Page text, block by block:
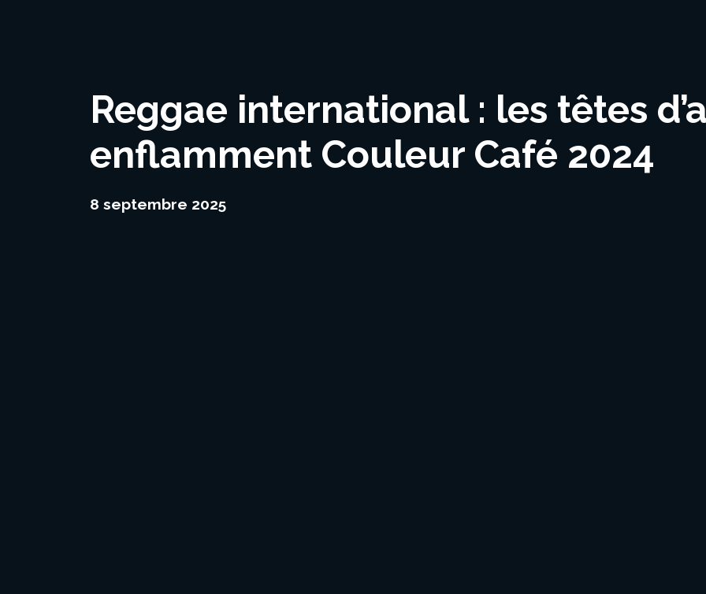
Reggae international : les têtes
enflamment Couleur Café 2024
8 septembre 2025